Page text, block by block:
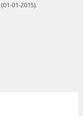
(01-01-2015).